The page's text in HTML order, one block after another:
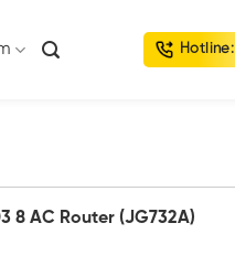
Hotline:
8 AC Router (JG732A)